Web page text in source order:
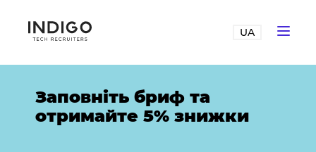
UA
Заповніть бриф та
отримайте 5% знижки